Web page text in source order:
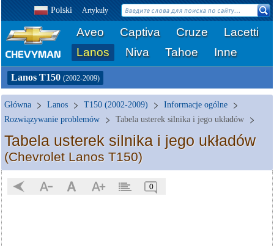
Polski Artykuły
Aveo Captiva Cruze
Lacetti
Lanos
Niva Tahoe Inne
Lanos T150 (2002-2009)
Główna Lanos T150 (2002-2009)
Informacje ogólne
Rozwiązywanie problemów
Tabela usterek silnika i jego układów
Tabela usterek silnika i jego układów
(Chevrolet Lanos T150)
0